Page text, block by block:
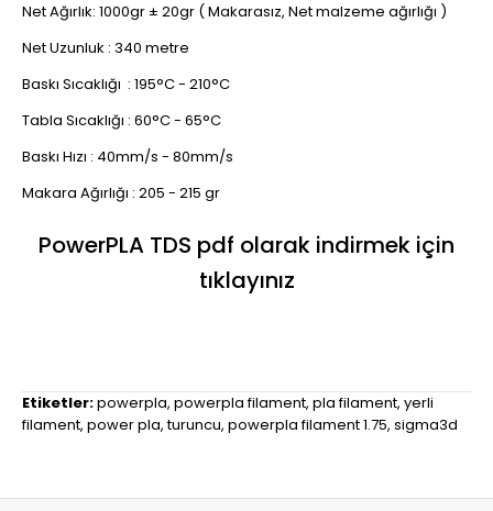
Net Ağırlık: 1000gr ± 20gr ( Makarasız, Net malzeme ağırlığı )
Net Uzunluk : 340 metre
Baskı Sıcaklığı : 195°C - 210°C
Tabla Sıcaklığı : 60°C - 65°C
Baskı Hızı : 40mm/s - 80mm/s
Makara Ağırlığı : 205 - 215 gr
PowerPLA TDS pdf olarak indirmek için
tıklayınız
Etiketler:powerpla, powerpla filament, pla filament, yerli
filament, power pla,turuncu, powerpla filament 1.75, sigma3d